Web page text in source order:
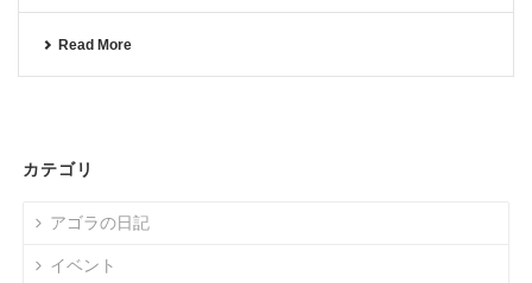
Read More
カテゴリ
アゴラの日記
イベント